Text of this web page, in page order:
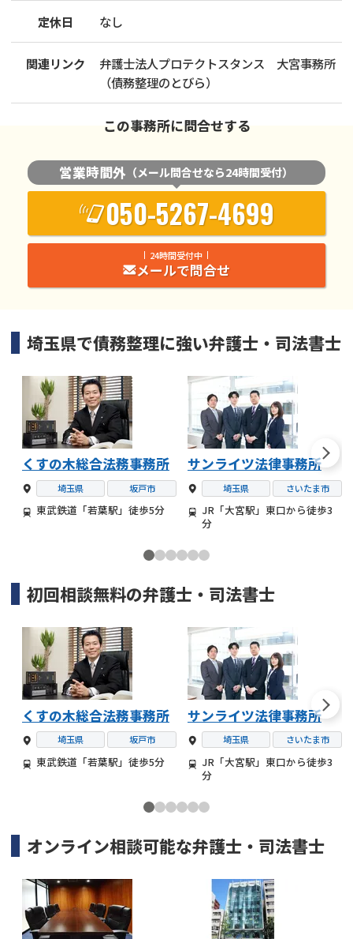
定休日 なし
関連リンク
弁護士法人プロテクトスタンス 大宮事務所
（債務整理のとびら）
この事務所に問合せする
営業時間外 （メール問合せなら24時間受付）
050-5267-4699
24時間受付中
メールで問合せ
埼玉県で債務整理に強い弁護士・司法書士
くすの木総合法務事務所
埼玉県 坂戸市
東武鉄道「若葉駅」徒歩5分
サンライツ法律事務所
埼玉県 さいたま市
JR「大宮駅」東口から徒歩3
分
初回相談無料の弁護士・司法書士
くすの木総合法務事務所
埼玉県 坂戸市
東武鉄道「若葉駅」徒歩5分
サンライツ法律事務所
埼玉県 さいたま市
JR「大宮駅」東口から徒歩3
分
オンライン相談可能な弁護士・司法書士